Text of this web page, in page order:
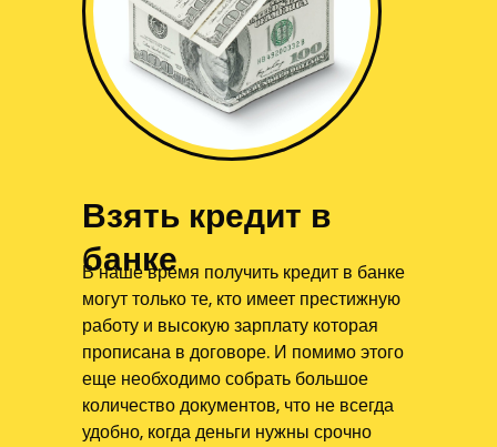
В наше время получить кредит в банке
могут только те, кто имеет престижную
работу и высокую зарплату которая
прописана в договоре. И помимо этого
еще необходимо собрать большое
количество документов, что не всегда
удобно, когда деньги нужны срочно
Взять кредит в
банке